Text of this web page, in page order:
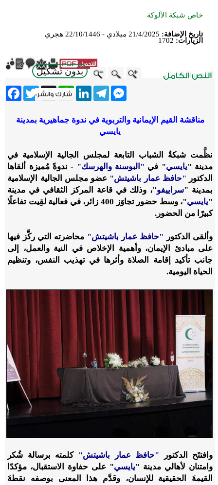
خاص شبكة الألوكة
تاريخ الإضافة: 21/4/2025 ميلادي - 22/10/1446 هجري
الزيارات: 1702
بدون تشكيل
Twitter X
WhatsApp
LinkedInTelegram
Messenger
مناقشة القيم الإيمانية والتربوية في ندوة جماهيرية بمدينة
يايسي
نظَّمت شبكةُ الشباب التابعة لمجلس الجالية الإسلامية في
مدينة "يايسي" في "البوسنة والهرسك" - ندوةً مُميزة ألقاها
الدكتور "حافظ عمار باشيتش" عضو مجلس الجالية الإسلامية
بمدينة "سراييفو"، وذلك في قاعة المركز الثقافي في مدينة
"يايسي
"، وسط حضور تجاوَز 400 زائر، في فعالية لقِيت تفاعلًا
كبيرًا من الحضور.
وألقى الدكتور "حافظ عمار باشيتش" محاضرته التي ركَّز فيها
على مبادئ الإيمان، وأهمية الإخلاص في النية والعمل، إلى
جانب تأكيد إقامة الصلاة وأثرها في تهذيب النفس، وتنظيم
الحياة اليومية.
وافتتَح الدكتور "حافظ عمار باشيتش" كلمته برسالة شُكر
وامتنان لأهالي مدينة "يايسي" على حفاوة الاستقبال، مؤكدًا
القيمةَ الحقيقية للإنسان، وقدَّم هذا المعنى بوصفه نقطةَ